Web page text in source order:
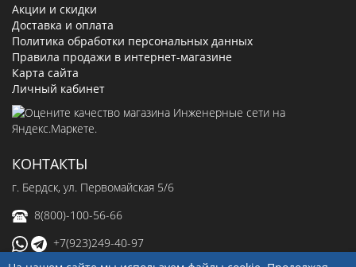
Акции и скидки
Доставка и оплата
Политика обработки персональных данных
Правила продажи в интернет-магазине
Карта сайта
Личный кабинет
КОНТАКТЫ
г. Бердск, ул. Первомайская 5/6
8(800)-100-56-66
+7(923)249-40-97